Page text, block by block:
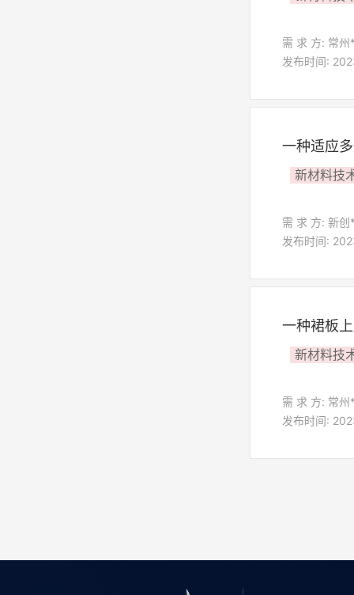
需 求 方: 常
发布时间:
一种适应
新材料技
需 求 方: 新
发布时间:
一种裙板
新材料技
需 求 方: 常
发布时间: